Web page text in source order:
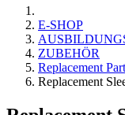
E-SHOP
ZUBEHÖR
Replacement
Replacement